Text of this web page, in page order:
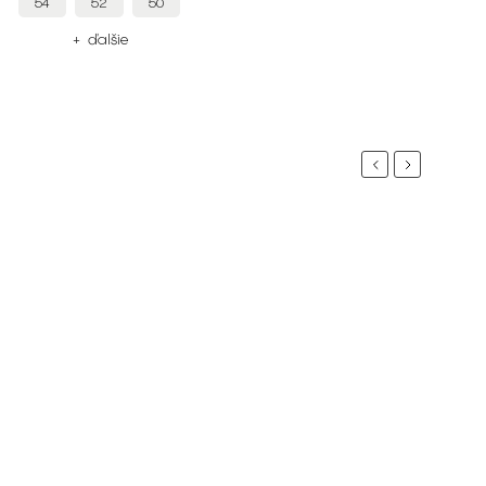
+ ďalšie
PreviousNext